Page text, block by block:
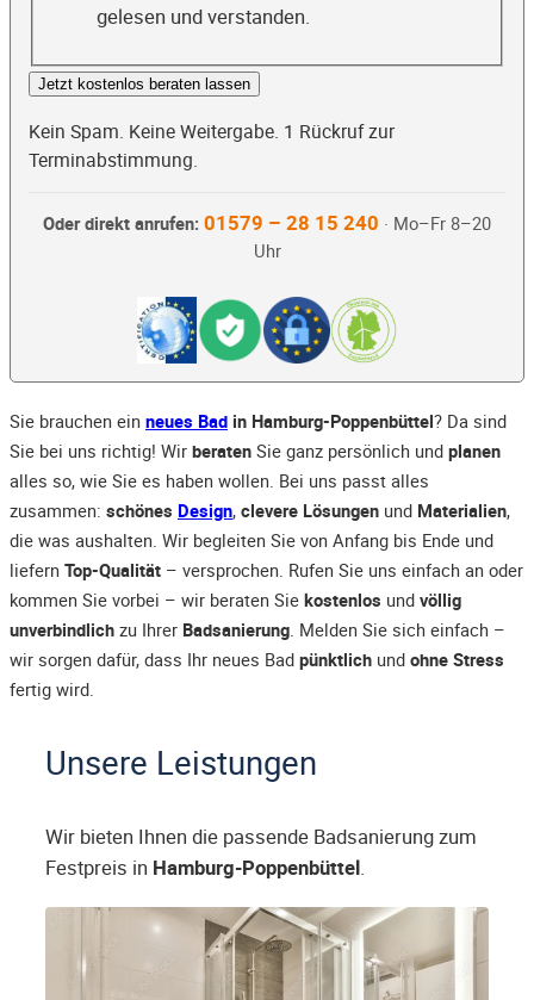
gelesen und verstanden.
Jetzt kostenlos beraten lassen
Kein Spam. Keine Weitergabe. 1 Rückruf zur
Terminabstimmung.
Oder direkt anrufen: 01579 – 28 15 240 · Mo–Fr 8–20
Uhr
Sie brauchen ein neues Bad in Hamburg-Poppenbüttel? Da sind
Sie bei uns richtig! Wir beraten Sie ganz persönlich und planen
alles so, wie Sie es haben wollen. Bei uns passt alles
zusammen: schönes Design, clevere Lösungen und Materialien,
die was aushalten. Wir begleiten Sie von Anfang bis Ende und
liefern Top-Qualität – versprochen. Rufen Sie uns einfach an oder
kommen Sie vorbei – wir beraten Sie kostenlos und völlig
unverbindlich zu Ihrer Badsanierung. Melden Sie sich einfach –
wir sorgen dafür, dass Ihr neues Bad pünktlich und ohne Stress
fertig wird.
Unsere Leistungen
Wir bieten Ihnen die passende Badsanierung zum
Festpreis in Hamburg-Poppenbüttel.